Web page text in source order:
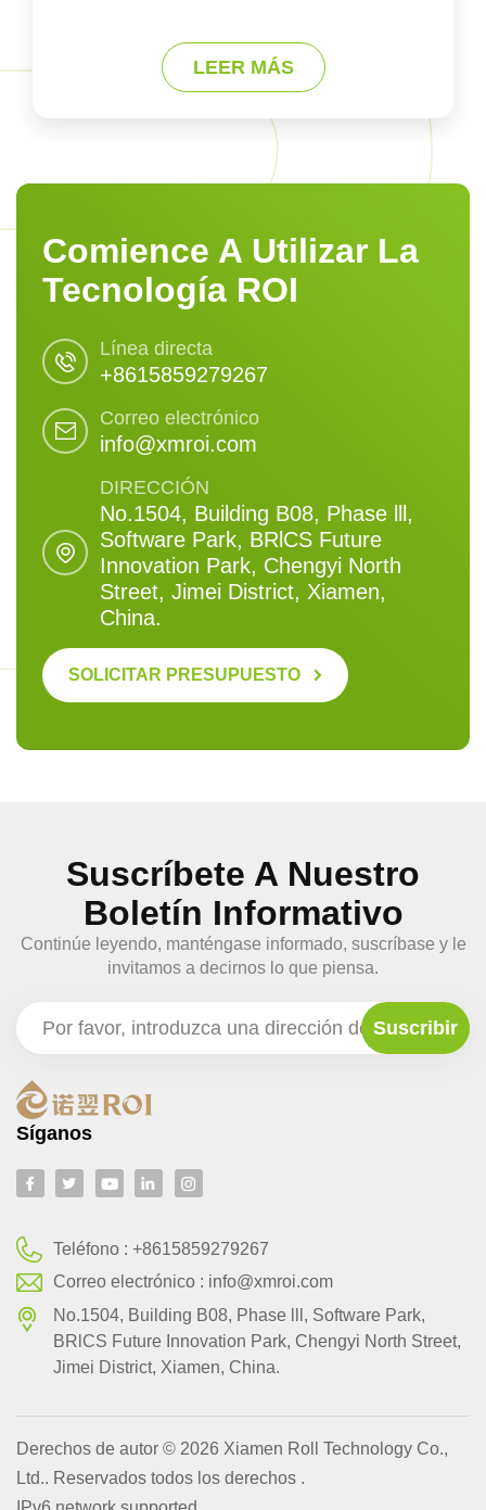
LEER MÁS
Comience A Utilizar La
Tecnología ROI
Línea directa
+8615859279267
Correo electrónico
info@xmroi.com
DIRECCIÓN
No.1504, Building B08, Phase lll,
Software Park, BRlCS Future
Innovation Park, Chengyi North
Street, Jimei District, Xiamen,
China.
SOLICITAR PRESUPUESTO
Suscríbete A Nuestro
Boletín Informativo
Continúe leyendo, manténgase informado, suscríbase y le
invitamos a decirnos lo que piensa.
Síganos
Teléfono :+8615859279267
Correo electrónico : info@xmroi.com
No.1504, Building B08, Phase lll, Software Park,
BRlCS Future Innovation Park, Chengyi North Street,
Jimei District, Xiamen, China.
Derechos de autor © 2026 Xiamen Roll Technology Co.,
Ltd.. Reservados todos los derechos .